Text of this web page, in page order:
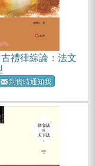
禮律綜論：法文
到貨時通知我